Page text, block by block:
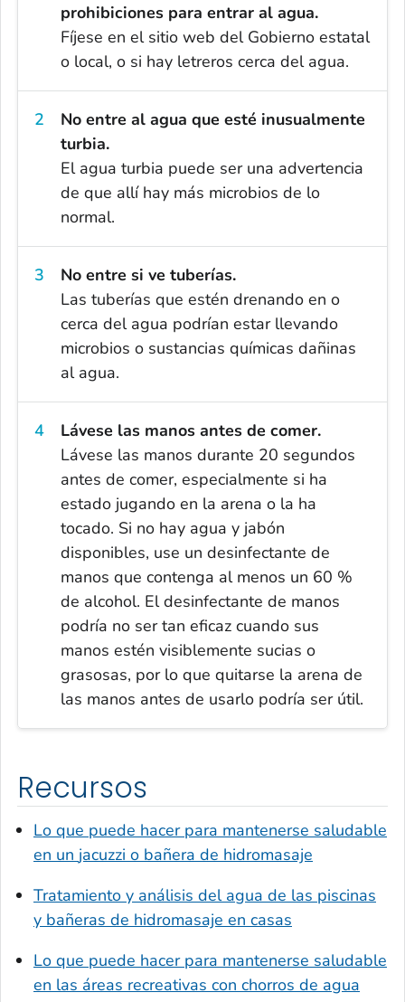
prohibiciones para entrar al agua.
Fíjese en el sitio web del Gobierno estatal
o local, o si hay letreros cerca del agua.
No entre al agua que esté inusualmente
turbia.
El agua turbia puede ser una advertencia
de que allí hay más microbios de lo
normal.
No entre si ve tuberías.
Las tuberías que estén drenando en o
cerca del agua podrían estar llevando
microbios o sustancias químicas dañinas
al agua.
Lávese las manos antes de comer.
Lávese las manos durante 20 segundos
antes de comer, especialmente si ha
estado jugando en la arena o la ha
tocado. Si no hay agua y jabón
disponibles, use un desinfectante de
manos que contenga al menos un 60 %
de alcohol. El desinfectante de manos
podría no ser tan eficaz cuando sus
manos estén visiblemente sucias o
grasosas, por lo que quitarse la arena de
las manos antes de usarlo podría ser útil.
Recursos
Lo que puede hacer para mantenerse saludable
en un jacuzzi o bañera de hidromasaje
Tratamiento y análisis del agua de las piscinas
y bañeras de hidromasaje en casas
Lo que puede hacer para mantenerse saludable
en las áreas recreativas con chorros de agua